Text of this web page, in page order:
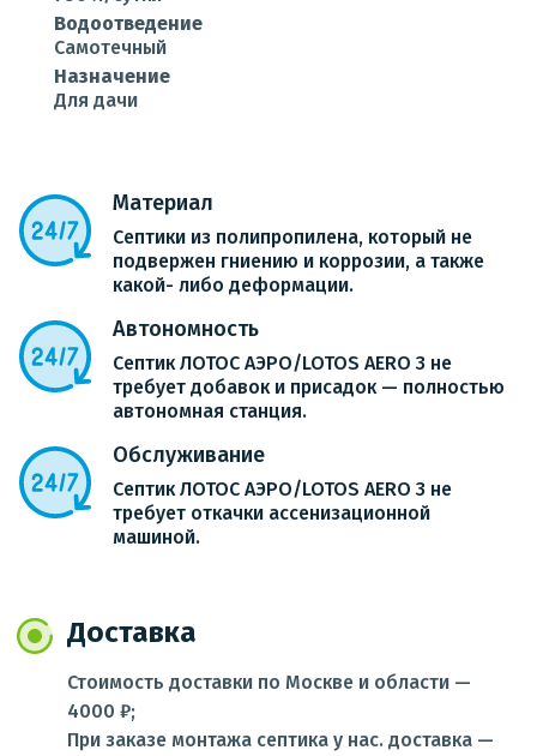
Водоотведение
Самотечный
Назначение
Для дачи
Материал
Септики из полипропилена, который не
подвержен гниению и коррозии, а также
какой- либо деформации.
Автономность
Септик ЛОТОС АЭРО/LOTOS AERO 3 не
требует добавок и присадок — полностью
автономная станция.
Обслуживание
Септик ЛОТОС АЭРО/LOTOS AERO 3 не
требует откачки ассенизационной
машиной.
Доставка
Стоимость доставки по Москве и области —
4000 ₽;
При заказе монтажа септика у нас. доставка —